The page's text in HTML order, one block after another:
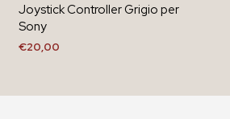
Joystick Controller Grigio per
Sony
€20,00